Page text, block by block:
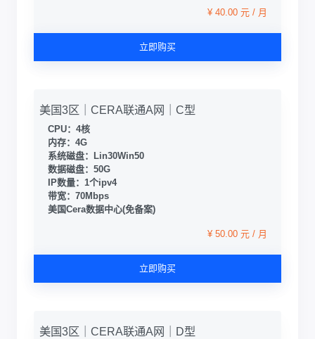
¥ 40.00 元 / 月
立即购买
美国3区｜CERA联通A网｜C型
CPU：4核
内存：4G
系统磁盘：Lin30Win50
数据磁盘：50G
IP数量：1个ipv4
带宽：70Mbps
美国Cera数据中心(免备案)
¥ 50.00 元 / 月
立即购买
美国3区｜CERA联通A网｜D型